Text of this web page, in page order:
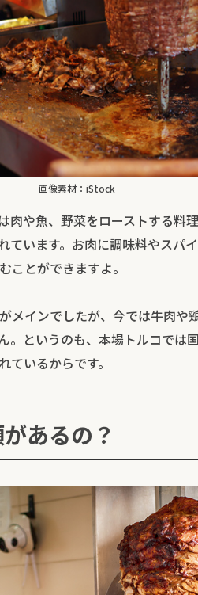
画像素材：iStock
肉や魚、野菜をローストする料
ています。お肉に調味料やスパ
ことができますよ。
メインでしたが、今では牛肉や
。というのも、本場トルコでは
いるからです。
あるの？